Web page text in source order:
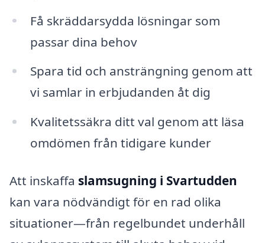
Få skräddarsydda lösningar som
passar dina behov
Spara tid och ansträngning genom att
vi samlar in erbjudanden åt dig
Kvalitetssäkra ditt val genom att läsa
omdömen från tidigare kunder
Att inskaffa slamsugning i Svartudden
kan vara nödvändigt för en rad olika
situationer—från regelbundet underhåll